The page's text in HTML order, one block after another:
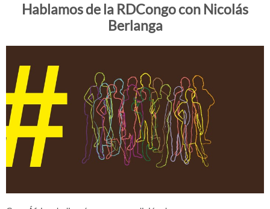
Hablamos de la RDCongo con Nicolás
Berlanga